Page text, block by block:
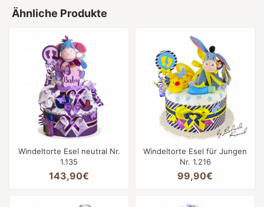
Ähnliche Produkte
Windeltorte Esel neutral Nr.
1.135
143,90€
Windeltorte Esel für Jungen
Nr. 1.216
99,90€